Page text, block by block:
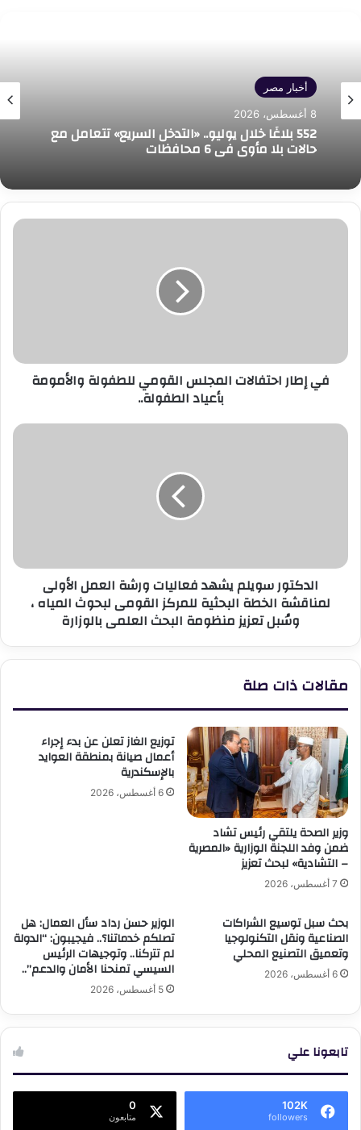
أخبار مصر
8 أغسطس، 2026
552 بلاغًا خلال يوليو.. «التدخل السريع» تتعامل مع
حالات بلا مأوى في 6 محافظات
في
الطفولة..
في إطار احتفالات المجلس القومي للطفولة والأمومة
بأعياد الطفولة..
الدكتور
الخطة
للمركز
وسُبل
البحث
العلمى
بالوزارة
الدكتور سويلم يشهد فعاليات ورشة العمل الأولى
لمناقشة الخطة البحثية للمركز القومى لبحوث المياه ،
وسُبل تعزيز منظومة البحث العلمى بالوزارة
مقالات ذات صلة
وزير الصحة يلتقي رئيس تشاد
ضمن وفد اللجنة الوزارية «المصرية
– التشادية» لبحث تعزيز
7 أغسطس، 2026
توزيع الغاز تعلن عن بدء إجراء
أعمال صيانة بمنطقة العوايد
بالإسكندرية
6 أغسطس، 2026
بحث سبل توسيع الشراكات
الصناعية ونقل التكنولوجيا
وتعميق التصنيع المحلي
6 أغسطس، 2026
الوزير حسن رداد سأل العمال: هل
تصلكم خدماتنا؟.. فيجيبون: “الدولة
لم تتركنا.. وتوجيهات الرئيس
السيسي تمنحنا الأمان والدعم”..
5 أغسطس، 2026
تابعونا علي
102K
followers
0
متابعون